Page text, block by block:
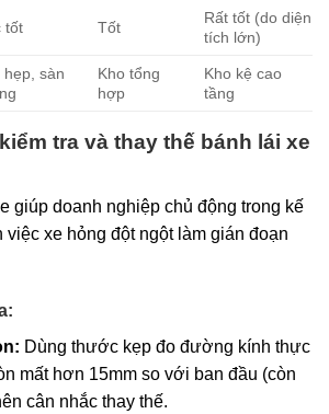
tốt Tốt
Rất tốt (do diện
tích lớn)
hẹp, sàn
Kho tổng
hợp
Kho kệ cao
tầng
tra và thay thế bánh lái xe
giúp doanh nghiệp chủ động trong kế
việc xe hỏng đột ngột làm gián đoạn
Dùng thước kẹp đo đường kính thực
mất hơn 15mm so với ban đầu (còn
cân nhắc thay thế.